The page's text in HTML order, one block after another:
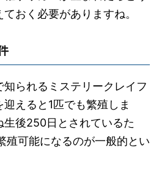
おく必要がありますね。
られるミステリークレイフ
えると1匹でも繁殖しま
後250日とされているた
殖可能になるのが一般的とい